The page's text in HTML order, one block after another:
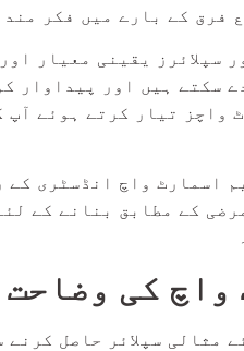
فرق کے بارے میں فکر مند
سپلائرز یقینی معیار
سکتے ہیں اور پیداوار
واچز تیار کرتے ہوئے
اسمارٹ واچ انڈسٹری
واچ کی
مثالی سپلائر حاصل